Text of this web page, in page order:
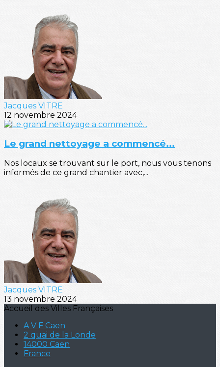
Jacques VITRE
12 novembre 2024
Le grand nettoyage a commencé...
Nos locaux se trouvant sur le port, nous vous tenons
informés de ce grand chantier avec,...
Jacques VITRE
13 novembre 2024
Accueil des Villes Françaises
A V F Caen
2 quai de la Londe
14000 Caen
France